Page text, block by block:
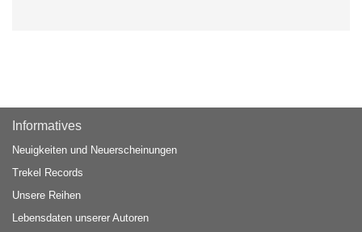
Informatives
Neuigkeiten und Neuerscheinungen
Trekel Records
Unsere Reihen
Lebensdaten unserer Autoren